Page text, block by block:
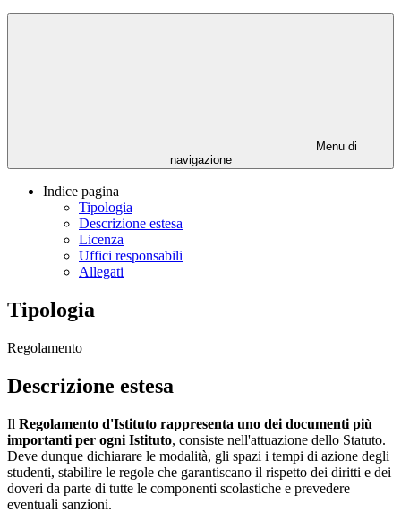
Menu di
navigazione
Indice pagina
Tipologia
Descrizione estesa
Licenza
Uffici responsabili
Allegati
Tipologia
Regolamento
Descrizione estesa
Il Regolamento d'Istituto rappresenta uno dei documenti più
importanti per ogni Istituto, consiste nell'attuazione dello Statuto.
Deve dunque dichiarare le modalità, gli spazi i tempi di azione degli
studenti, stabilire le regole che garantiscano il rispetto dei diritti e dei
doveri da parte di tutte le componenti scolastiche e prevedere
eventuali sanzioni.